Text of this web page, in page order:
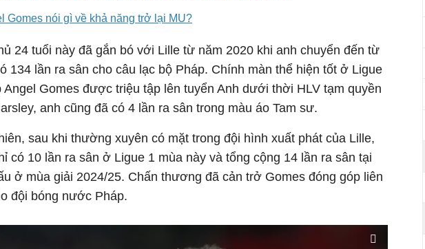
Gomes nói gì về khả năng trở lại MU?
24 tuổi này đã gắn bó với Lille từ năm 2020 khi anh chuyển đến từ
134 lần ra sân cho câu lạc bộ Pháp. Chính màn thể hiện tốt ở Ligue
Angel Gomes được triệu tập lên tuyển Anh dưới thời HLV tạm quyền
anh cũng đã có 4 lần ra sân trong màu áo Tam sư.
sau khi thường xuyên có mặt trong đội hình xuất phát của Lille,
có 10 lần ra sân ở Ligue 1 mùa này và tổng cộng 14 lần ra sân tại
ở mùa giải 2024/25. Chấn thương đã cản trở Gomes đóng góp liên
đội bóng nước Pháp.